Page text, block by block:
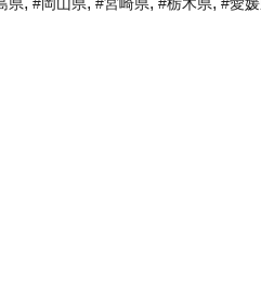
県 #岡山県 #宮崎県 #栃木県 #愛